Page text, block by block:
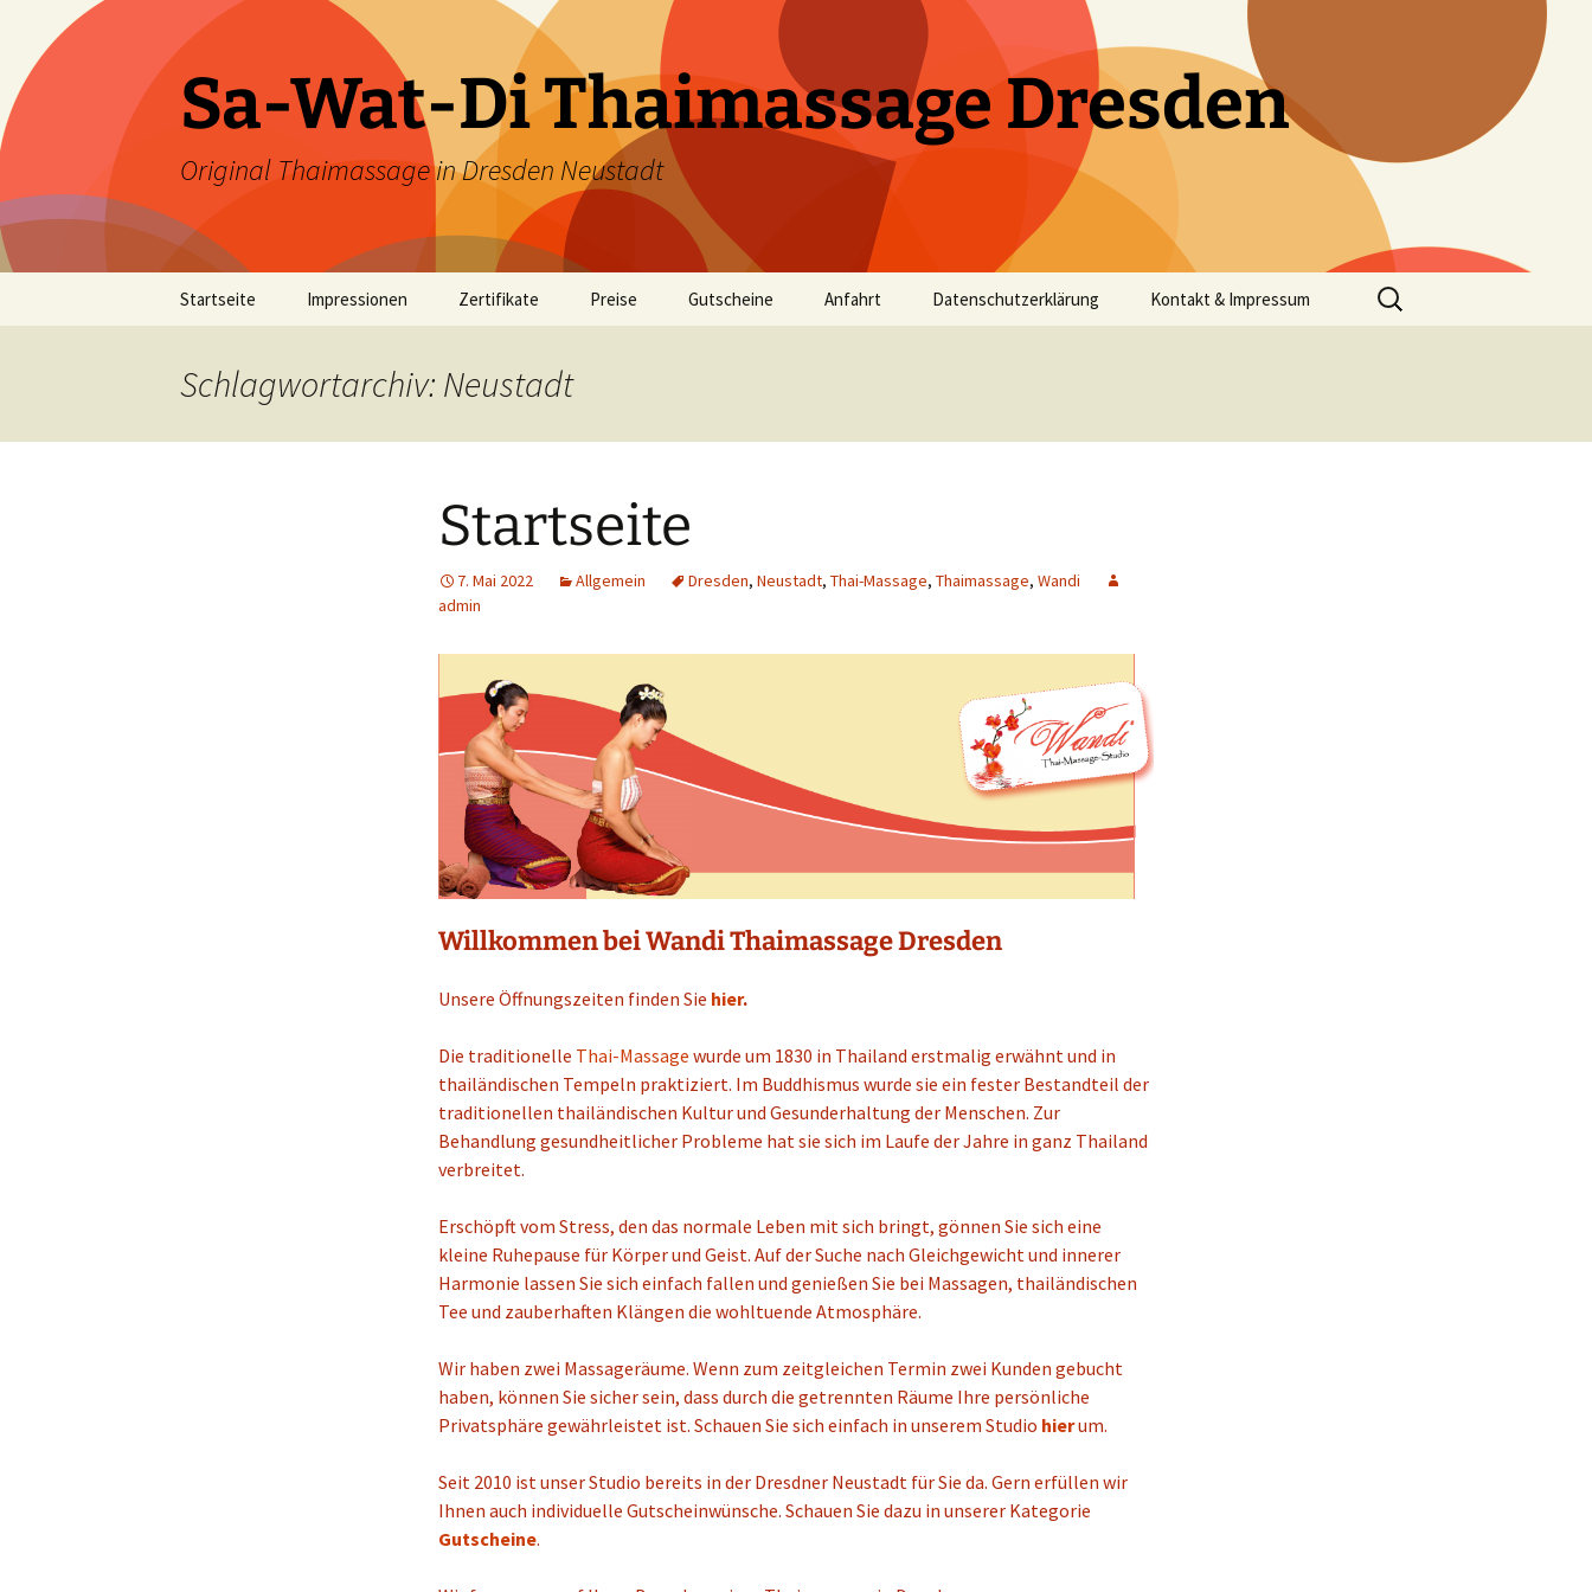
Inhalt
springen
Sa-Wat-Di Thaimassage Dresden
Original Thaimassage in Dresden Neustadt
Startseite Impressionen Zertifikate Preise Gutscheine Anfahrt Datenschutzerklärung Kontakt & Impressum
Suchen
nach:
Schlagwortarchiv: Neustadt
Startseite
7. Mai 2022 Allgemein Dresden, Neustadt, Thai-Massage, Thaimassage, Wandi
admin
Willkommen bei Wandi Thaimassage Dresden
Unsere Öffnungszeiten finden Sie hier.
Die traditionelle Thai-Massage wurde um 1830 in Thailand erstmalig erwähnt und in
thailändischen Tempeln praktiziert. Im Buddhismus wurde sie ein fester Bestandteil der
traditionellen thailändischen Kultur und Gesunderhaltung der Menschen. Zur
Behandlung gesundheitlicher Probleme hat sie sich im Laufe der Jahre in ganz Thailand
verbreitet.
Erschöpft vom Stress, den das normale Leben mit sich bringt, gönnen Sie sich eine
kleine Ruhepause für Körper und Geist. Auf der Suche nach Gleichgewicht und innerer
Harmonie lassen Sie sich einfach fallen und genießen Sie bei Massagen, thailändischen
Tee und zauberhaften Klängen die wohltuende Atmosphäre.
Wir haben zwei Massageräume. Wenn zum zeitgleichen Termin zwei Kunden gebucht
haben, können Sie sicher sein, dass durch die getrennten Räume Ihre persönliche
Privatsphäre gewährleistet ist. Schauen Sie sich einfach in unserem Studio hierum.
Seit 2010 ist unser Studio bereits in der Dresdner Neustadt für Sie da. Gern erfüllen wir
Ihnen auch individuelle Gutscheinwünsche. Schauen Sie dazu in unserer Kategorie
Gutscheine.